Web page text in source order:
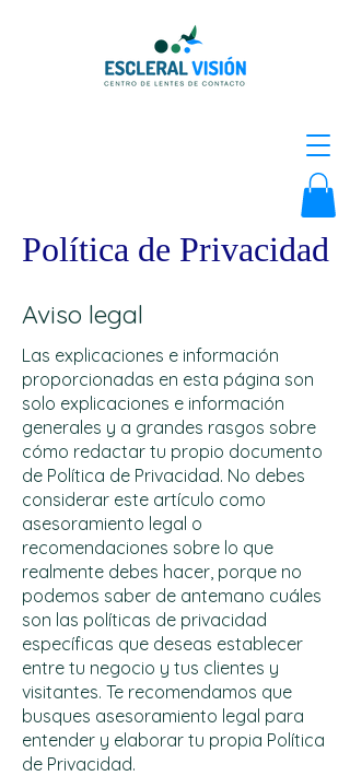
Política de Privacidad
Aviso legal
Las explicaciones e información
proporcionadas en esta página son
solo explicaciones e información
generales y a grandes rasgos sobre
cómo redactar tu propio documento
de Política de Privacidad. No debes
considerar este artículo como
asesoramiento legal o
recomendaciones sobre lo que
realmente debes hacer, porque no
podemos saber de antemano cuáles
son las políticas de privacidad
específicas que deseas establecer
entre tu negocio y tus clientes y
visitantes. Te recomendamos que
busques asesoramiento legal para
entender y elaborar tu propia Política
de Privacidad.